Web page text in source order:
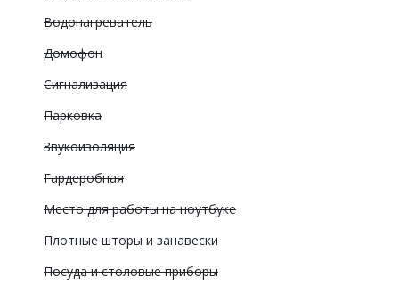
Водонагреватель
Домофон
Сигнализация
Парковка
Звукоизоляция
Гардеробная
Место для работы на ноутбуке
Плотные шторы и занавески
Посуда и столовые приборы